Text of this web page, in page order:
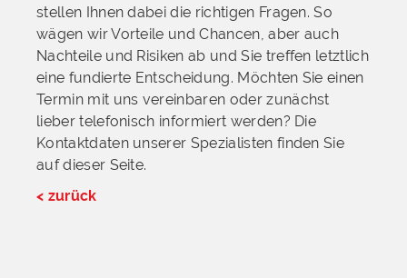
stellen Ihnen dabei die richtigen Fragen. So
wägen wir Vorteile und Chancen, aber auch
Nachteile und Risiken ab und Sie treffen letztlich
eine fundierte Entscheidung. Möchten Sie einen
Termin mit uns vereinbaren oder zunächst
lieber telefonisch informiert werden? Die
Kontaktdaten unserer Spezialisten finden Sie
auf dieser Seite.
< zurück